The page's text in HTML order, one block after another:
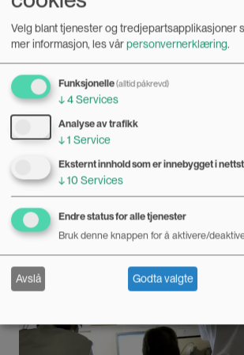
Kjønnsavdelingen episode 3:
Hvorfor er sykepleie et kvinneyrke? Og
velferdsstaten møte økende krav til
tredje episode av Kjønnsavdelingen
kjønnsdelte arbeidsmarkedet og
Bilde
Velg blant tjenester og tredjepartsapplikasjoner
mer informasjon, les vårpersonvernerklæring.
Funksjonelle(alltid påkrevd)
↓4Services
Analyse av trafikk
↓1 Service
Eksternt innhold som er innebygget i
↓10 Services
Endre status for alle tjenester
Bruk denne knappen for å aktivere/
Avslå Godta valgte